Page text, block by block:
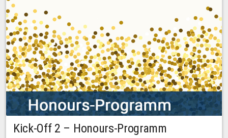
Kick-Off 2 – Honours-Programm